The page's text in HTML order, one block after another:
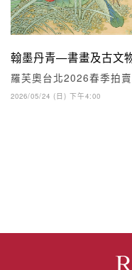
翰墨丹青—書畫及古文
羅芙奧台北2026春季拍
2026/05/24 (日) 下午4:00